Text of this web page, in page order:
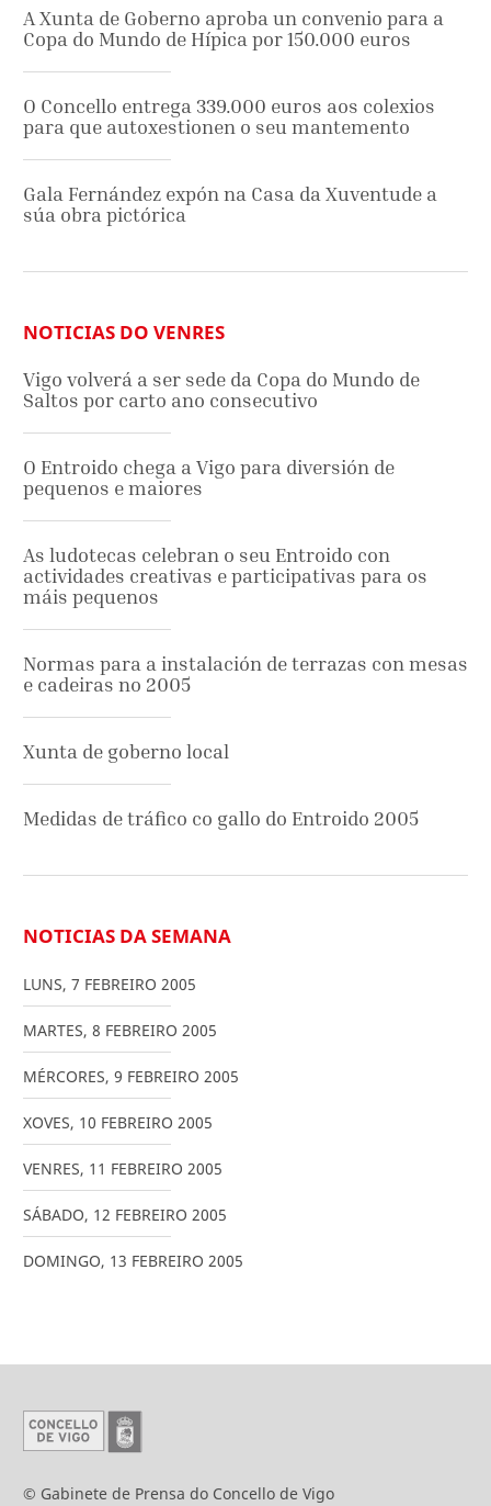
A Xunta de Goberno aproba un convenio para a
Copa do Mundo de Hípica por 150.000 euros
O Concello entrega 339.000 euros aos colexios
para que autoxestionen o seu mantemento
Gala Fernández expón na Casa da Xuventude a
súa obra pictórica
NOTICIAS DO VENRES
Vigo volverá a ser sede da Copa do Mundo de
Saltos por carto ano consecutivo
O Entroido chega a Vigo para diversión de
pequenos e maiores
As ludotecas celebran o seu Entroido con
actividades creativas e participativas para os
máis pequenos
Normas para a instalación de terrazas con mesas
e cadeiras no 2005
Xunta de goberno local
Medidas de tráfico co gallo do Entroido 2005
NOTICIAS DA SEMANA
LUNS, 7 FEBREIRO 2005
MARTES, 8 FEBREIRO 2005
MÉRCORES, 9 FEBREIRO 2005
XOVES, 10 FEBREIRO 2005
VENRES, 11 FEBREIRO 2005
SÁBADO, 12 FEBREIRO 2005
DOMINGO, 13 FEBREIRO 2005
© Gabinete de Prensa do Concello de Vigo